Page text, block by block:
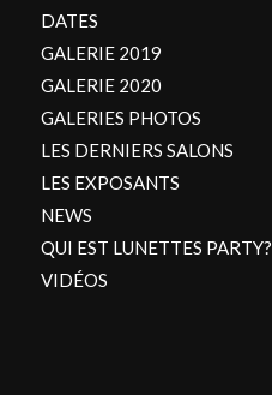
DATES
GALERIE 2019
GALERIE 2020
GALERIES PHOTOS
LES DERNIERS SALONS
LES EXPOSANTS
NEWS
QUI EST LUNETTES PARTY?
VIDÉOS